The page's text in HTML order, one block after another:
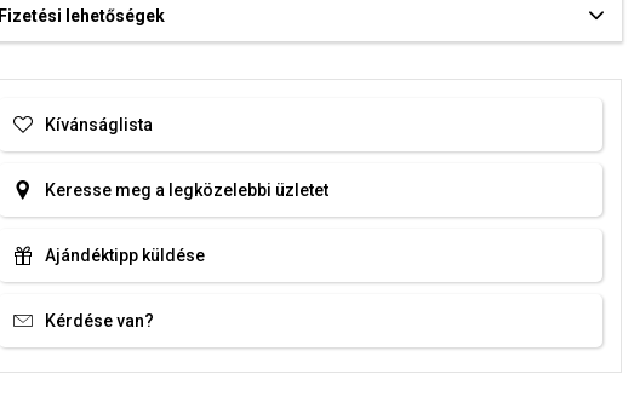
Fizetési lehetőségek
Kívánságlista
Keresse meg a legközelebbi üzletet
Ajándéktipp küldése
Kérdése van?